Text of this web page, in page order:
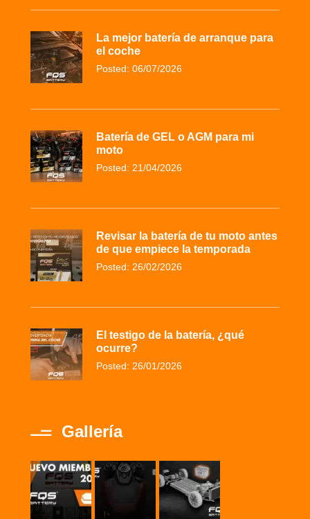
La mejor batería de arranque para
el coche
Posted: 06/07/2026
Batería de GEL o AGM para mi
moto
Posted: 21/04/2026
Revisar la batería de tu moto antes
de que empiece la temporada
Posted: 26/02/2026
El testigo de la batería, ¿qué
ocurre?
Posted: 26/01/2026
Gallería